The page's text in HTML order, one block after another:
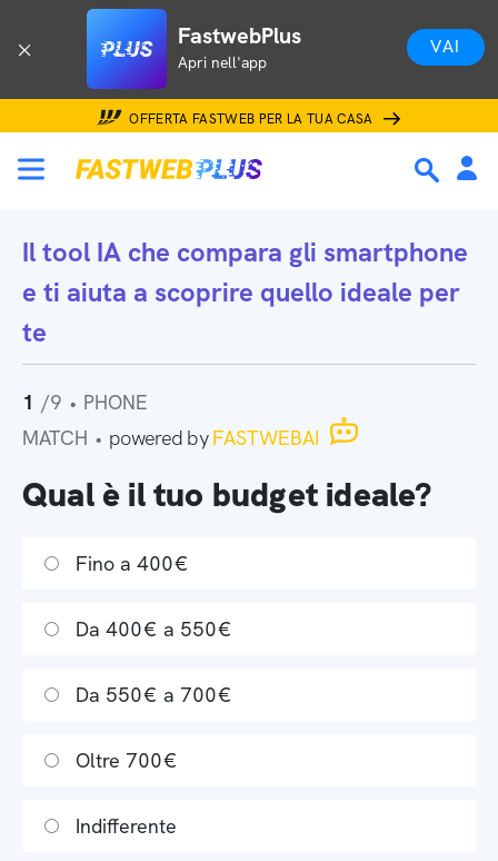
FastwebPlus
Apri nell'app
VAI
OFFERTA FASTWEB PER LA TUA CASA
Il tool IA che compara gli smartphone
e ti aiuta a scoprire quello ideale per
te
1 /9 • PHONE
MATCH • powered byFASTWEBAI
Qual è il tuo budget ideale?
Fino a 400€
Da 400€ a 550€
Da 550€ a 700€
Oltre 700€
Indifferente